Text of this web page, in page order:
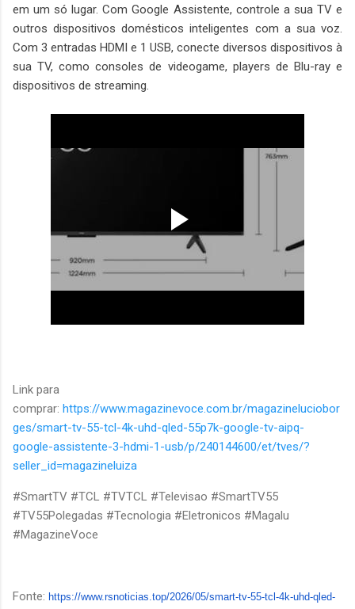
em um só lugar. Com Google Assistente, controle a sua TV e
outros dispositivos domésticos inteligentes com a sua voz.
Com 3 entradas HDMI e 1 USB, conecte diversos dispositivos à
sua TV, como consoles de videogame, players de Blu-ray e
dispositivos de streaming.
Link para
comprar: https://www.magazinevoce.com.br/magazineluciobor
ges/smart-tv-55-tcl-4k-uhd-qled-55p7k-google-tv-aipq-
google-assistente-3-hdmi-1-usb/p/240144600/et/tves/?
seller_id=magazineluiza
#SmartTV #TCL #TVTCL #Televisao #SmartTV55
#TV55Polegadas #Tecnologia #Eletronicos #Magalu
#MagazineVoce
Fonte: https://www.rsnoticias.top/2026/05/smart-tv-55-tcl-4k-uhd-qled-